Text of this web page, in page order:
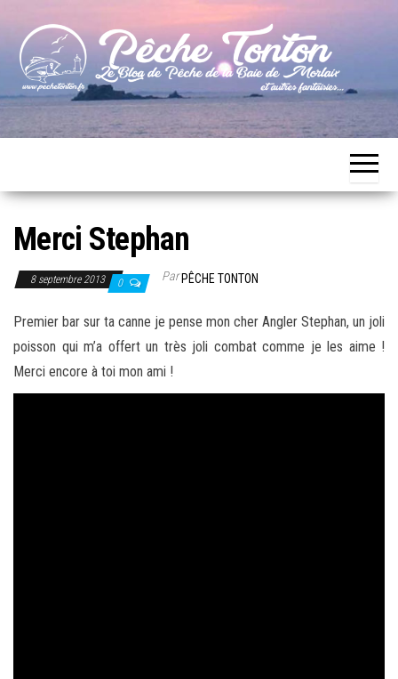
content
Pêche
Le blog
de
Baie de
Merci Stephan
8 septembre 2013 0 ParPÊCHE TONTON
Premier bar sur ta canne je pense mon cher Angler Stephan, un joli
poisson qui m’a offert un très joli combat comme je les aime !
Merci encore à toi mon ami !